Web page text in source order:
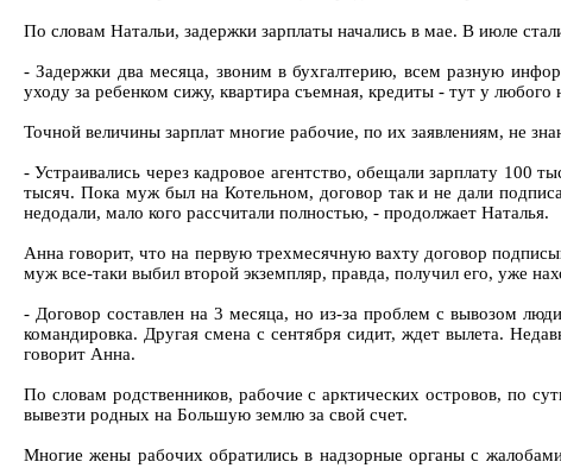
По словам Натальи, задержки зарплаты начались в мае. В июле
- Задержки два месяца, звоним в бухгалтерию, всем разную
уходу за ребенком сижу, квартира съемная, кредиты - тут у любого
Точной величины зарплат многие рабочие, по их заявлениям, не
- Устраивались через кадровое агентство, обещали зарплату 100
тысяч. Пока муж был на Котельном, договор так и не дали
недодали, мало кого рассчитали полностью, - продолжает Наталья.
Анна говорит, что на первую трехмесячную вахту договор
муж все-таки выбил второй экземпляр, правда, получил его, уже
- Договор составлен на 3 месяца, но из-за проблем с вывозом
командировка. Другая смена с сентября сидит, ждет вылета.
говорит Анна.
По словам родственников, рабочие с арктических островов, по
вывезти родных на Большую землю за свой счет.
Многие жены рабочих обратились в надзорные органы с